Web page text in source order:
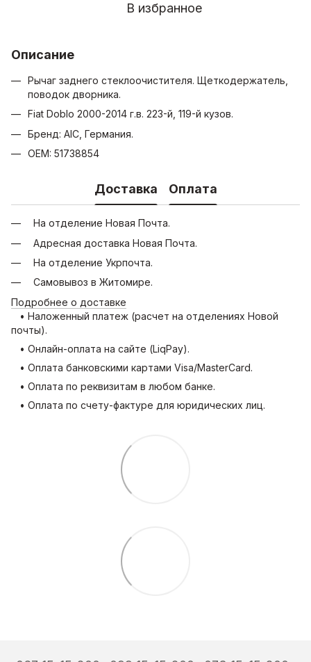
В избранное
Описание
Рычаг заднего стеклоочистителя. Щеткодержатель,
поводок дворника.
Fiat Doblo 2000-2014 г.в. 223-й, 119-й кузов.
Бренд: AIC, Германия.
OEM: 51738854
Доставка Оплата
На отделение Новая Почта.
Адресная доставка Новая Почта.
На отделение Укрпочта.
Самовывоз в Житомире.
Подробнее о доставке
• Наложенный платеж (расчет на отделениях Новой
почты).
• Онлайн-оплата на сайте (LiqPay).
• Оплата банковскими картами Visa/MasterCard.
• Оплата по реквизитам в любом банке.
• Оплата по счету-фактуре для юридических лиц.